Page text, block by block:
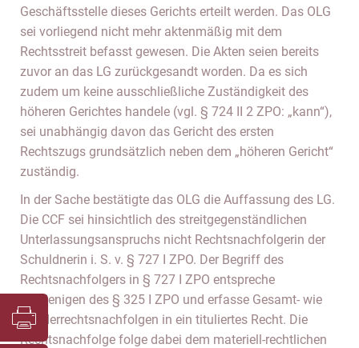
Geschäftsstelle dieses Gerichts erteilt werden. Das OLG
sei vorliegend nicht mehr aktenmäßig mit dem
Rechtsstreit befasst gewesen. Die Akten seien bereits
zuvor an das LG zurückgesandt worden. Da es sich
zudem um keine ausschließliche Zuständigkeit des
höheren Gerichtes handele (vgl. § 724 II 2 ZPO: „kann“),
sei unabhängig davon das Gericht des ersten
Rechtszugs grundsätzlich neben dem „höheren Gericht“
zuständig.
In der Sache bestätigte das OLG die Auffassung des LG.
Die CCF sei hinsichtlich des streitgegenständlichen
Unterlassungsanspruchs nicht Rechtsnachfolgerin der
Schuldnerin i. S. v. § 727 I ZPO. Der Begriff des
Rechtsnachfolgers in § 727 I ZPO entspreche
demjenigen des § 325 I ZPO und erfasse Gesamt- wie
Sonderrechtsnachfolgen in ein tituliertes Recht. Die
Rechtsnachfolge folge dabei dem materiell-rechtlichen